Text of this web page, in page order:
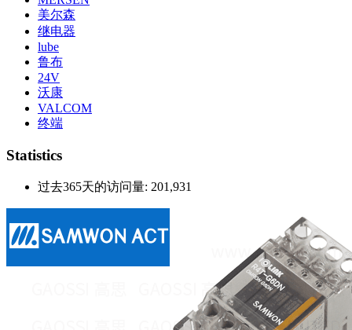
美尔森
继电器
lube
鲁布
24V
沃康
VALCOM
终端
Statistics
过去365天的访问量: 201,931